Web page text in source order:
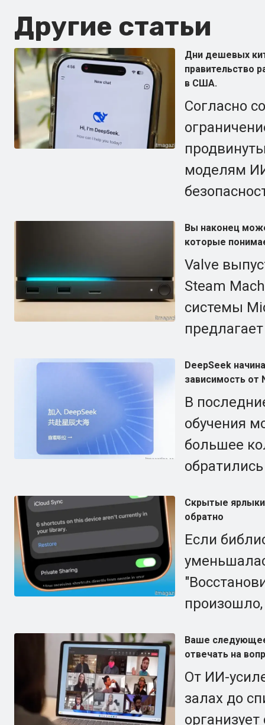
Другие статьи
Дни дешевых
правительство
в США.
Согласно
моделям
Вы наконец
которые
Valve
Steam
системы
DeepSeek
зависимость от
В
обучения
большее
обратились
Скрытые ярлыки
обратно
Если
Ваше
отвечать на
От ИИ-
залах до